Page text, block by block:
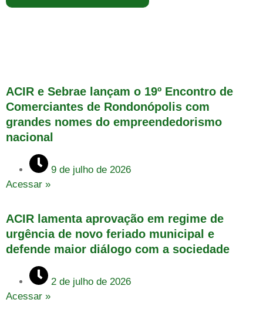
ACIR e Sebrae lançam o 19º Encontro de
Comerciantes de Rondonópolis com
grandes nomes do empreendedorismo
nacional
9 de julho de 2026
Acessar »
ACIR lamenta aprovação em regime de
urgência de novo feriado municipal e
defende maior diálogo com a sociedade
2 de julho de 2026
Acessar »